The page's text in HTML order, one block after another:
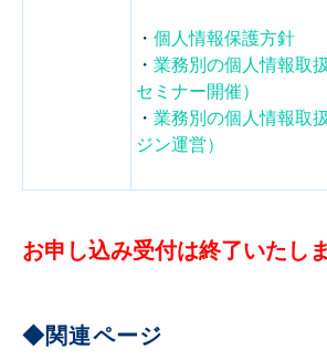
・ 個人情報保護方針
・ 業務別の個人情報取
セミナー開催）
・ 業務別の個人情報取
ジン運営）
お申し込み受付は終了いたし
◆関連ページ